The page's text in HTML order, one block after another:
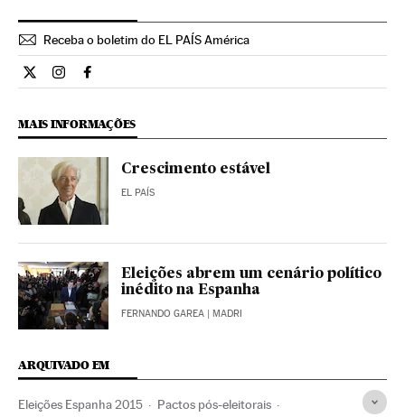
Receba o boletim do EL PAÍS América
Internacional El País Brasil en Twitter
Internacional El País Brasil en Instagram
Internacional El País Brasil en Facebook
MAIS INFORMAÇÕES
Crescimento estável
EL PAÍS
Eleições abrem um cenário político
inédito na Espanha
FERNANDO GAREA | MADRI
ARQUIVADO EM
Eleições Espanha 2015 Pactos pós-eleitorais